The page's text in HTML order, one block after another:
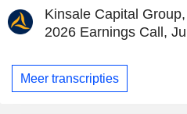
Kinsale Capital
2026 Earnings Call,
Meer transcripties